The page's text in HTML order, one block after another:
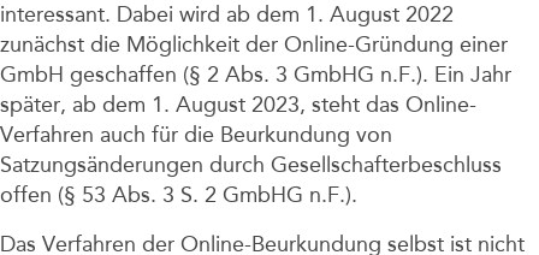
interessant. Dabei wird ab dem 1. August 2022
zunächst die Möglichkeit der Online-Gründung einer
GmbH geschaffen (§ 2 Abs. 3 GmbHG n.F.). Ein Jahr
später, ab dem 1. August 2023, steht das Online-
Verfahren auch für die Beurkundung von
Satzungsänderungen durch Gesellschafterbeschluss
offen (§ 53 Abs. 3 S. 2 GmbHG n.F.).
Das Verfahren der Online-Beurkundung selbst ist nicht